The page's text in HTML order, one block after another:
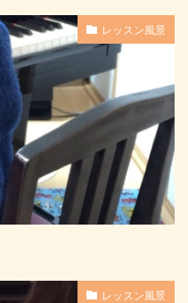
レッスン風景
レッスン風景